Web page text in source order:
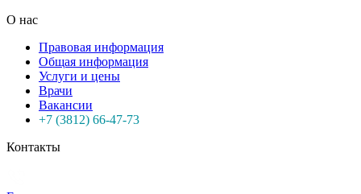
О нас
Правовая информация
Общая информация
Услуги и цены
Врачи
Вакансии
+7 (3812) 66-47-73
Контакты